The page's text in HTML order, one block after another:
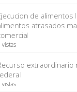
de alimentos
atrasados
vistas
extraordinario
vistas